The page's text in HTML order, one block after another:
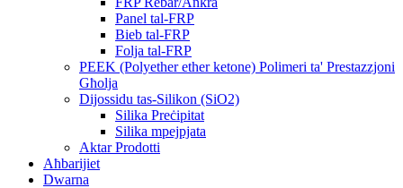
Panel tal-FRP
Bieb tal-FRP
Folja tal-FRP
PEEK (Polyether ether ketone) Polimeri ta' Prestazzjoni
Għolja
Dijossidu tas-Silikon (SiO2)
Silika Preċipitat
Silika mpejpjata
Aktar Prodotti
Aħbarijiet
Dwarna